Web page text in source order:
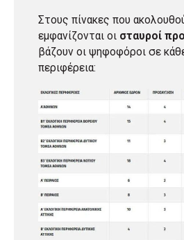
Στους πίνακες που
εμφανίζονται οι σταυροί
βάζουν οι ψηφοφόροι σε
περιφέρεια: